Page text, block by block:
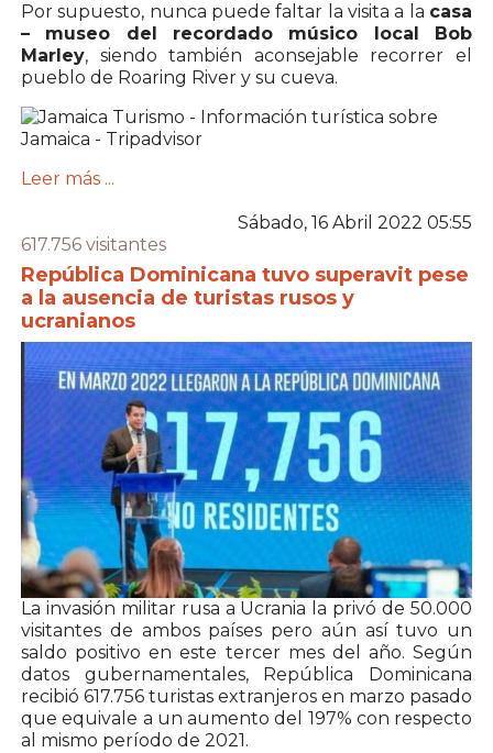
Por supuesto, nunca puede faltar la visita a la casa
– museo del recordado músico local Bob
Marley, siendo también aconsejable recorrer el
pueblo de Roaring River y su cueva.
Leer más ...
Sábado, 16 Abril 2022 05:55
617.756 visitantes
República Dominicana tuvo superavit pese
a la ausencia de turistas rusos y
ucranianos
La invasión militar rusa a Ucrania la privó de 50.000
visitantes de ambos países pero aún así tuvo un
saldo positivo en este tercer mes del año. Según
datos gubernamentales, República Dominicana
recibió 617.756 turistas extranjeros en marzo pasado
que equivale a un aumento del 197% con respecto
al mismo período de 2021.